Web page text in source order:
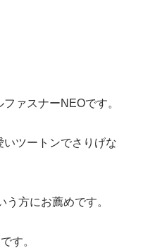
ァスナーNEOです。
ツートンでさりげな
方にお薦めです。
す。